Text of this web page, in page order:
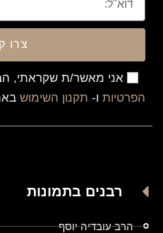
אני מאשר/ת שקראתי,
הפרטיות ו- תקנון השימוש
צרו
רבנים בתמונות
הרב עובדיה יוסף